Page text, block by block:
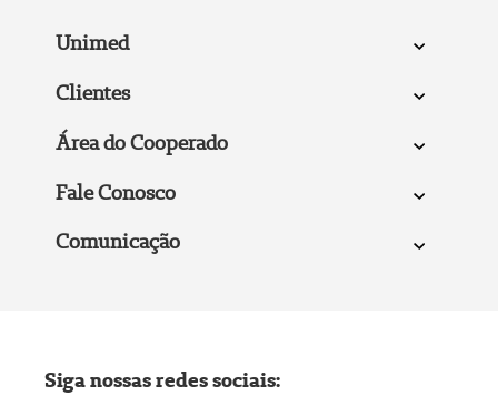
Unimed
Clientes
Área do Cooperado
Fale Conosco
Comunicação
Siga nossas redes sociais: